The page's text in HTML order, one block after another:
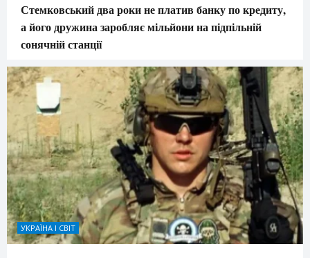
Стемковський два роки не платив банку по кредиту,
а його дружина заробляє мільйони на підпільній
сонячній станції
УКРАЇНА І СВІТ